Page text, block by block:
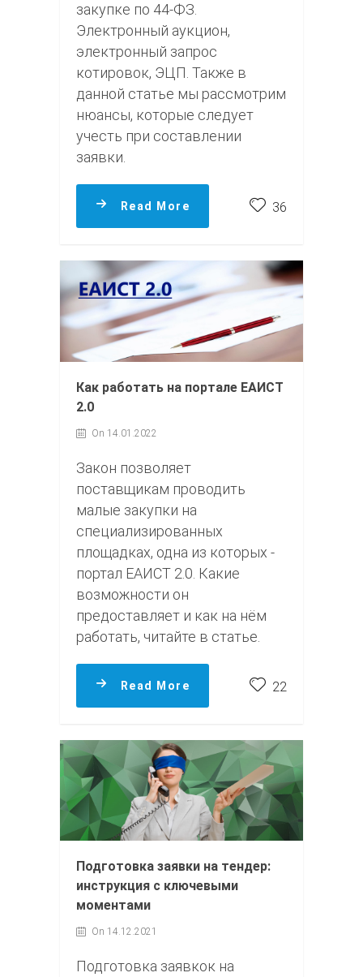
закупке по 44-ФЗ.
Электронный аукцион,
электронный запрос
котировок, ЭЦП. Также в
данной статье мы рассмотрим
нюансы, которые следует
учесть при составлении
заявки.
Read More 36
Как работать на портале ЕАИСТ
2.0
On 14.01.2022
Закон позволяет
поставщикам проводить
малые закупки на
специализированных
площадках, одна из которых -
портал ЕАИСТ 2.0. Какие
возможности он
предоставляет и как на нём
работать, читайте в статье.
Read More 22
Подготовка заявки на тендер:
инструкция с ключевыми
моментами
On 14.12.2021
Подготовка заявкок на